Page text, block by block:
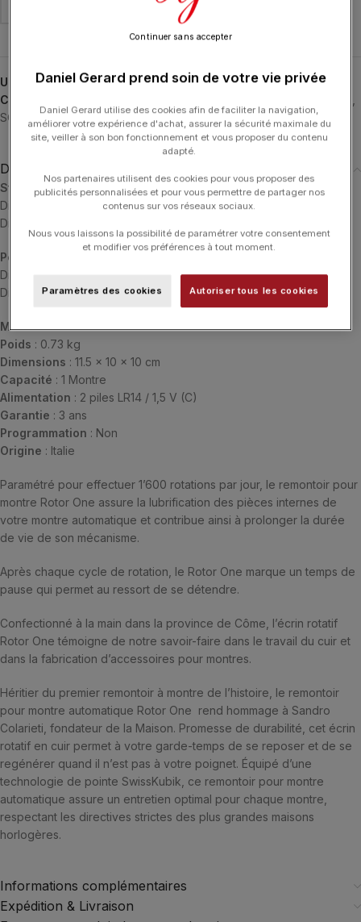
UGS :
03008.A-1
Catégories :
SCATOLA DEL TEMPO
Description
Standard:
Diamètre maximum du bracelet : 19,5 cm
Diamètre minimum du bracelet : 16,3 cm
Petit
Diamètre maximum du bracelet : 17,4 cm
Diamètre minimum du bracelet : 15,2 cm
Matière: Cuir toledo
Poids : 0.73 kg
Dimensions : 11.5 x 10 x 10 cm
Capacité : 1 Montre
Alimentation : 2 piles LR14 / 1,5 V (C)
Garantie : 3 ans
Programmation : Non
Origine : Italie
Paramétré pour effectuer 1’600 rotations par jour, le remontoir pour
montre Rotor One assure la lubrification des pièces internes de
votre montre automatique et contribue ainsi à prolonger la durée
de vie de son mécanisme.
Après chaque cycle de rotation, le Rotor One marque un temps de
pause qui permet au ressort de se détendre.
Confectionné à la main dans la province de Côme, l’écrin rotatif
Rotor One témoigne de notre savoir-faire dans le travail du cuir et
dans la fabrication d’accessoires pour montres.
Héritier du premier remontoir à montre de l’histoire, le remontoir
pour montre automatique Rotor One rend hommage à Sandro
Colarieti, fondateur de la Maison. Promesse de durabilité, cet écrin
rotatif en cuir permet à votre garde-temps de se reposer et de se
regénérer quand il n’est pas à votre poignet. Équipé d’une
technologie de pointe SwissKubik, ce remontoir pour montre
automatique assure un entretien optimal pour chaque montre,
respectant les directives strictes des plus grandes maisons
horlogères.
Informations complémentaires
Expédition & Livraison
Daniel Gerard prend soin de votre vie privée
Daniel Gerard utilise des cookies afin de faciliter la navigation,
améliorer votre expérience d'achat, assurer la sécurité maximale du
site, veiller à son bon fonctionnement et vous proposer du contenu
adapté.
Nos partenaires utilisent des cookies pour vous proposer des
publicités personnalisées et pour vous permettre de partager nos
contenus sur vos réseaux sociaux.
Nous vous laissons la possibilité de paramétrer votre consentement
et modifier vos préférences à tout moment.
Paramètres des cookies Autoriser tous les cookies
Continuer sans accepter